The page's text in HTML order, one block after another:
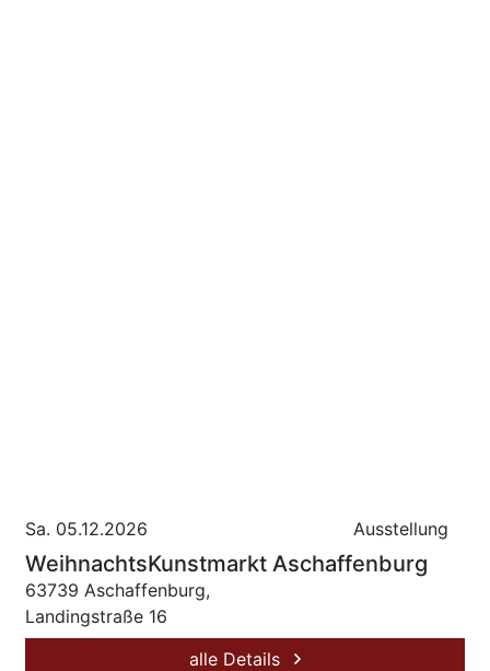
Sa. 05.12.2026 Ausstellung
WeihnachtsKunstmarkt Aschaffenburg
63739 Aschaffenburg,
Landingstraße 16
alle Details